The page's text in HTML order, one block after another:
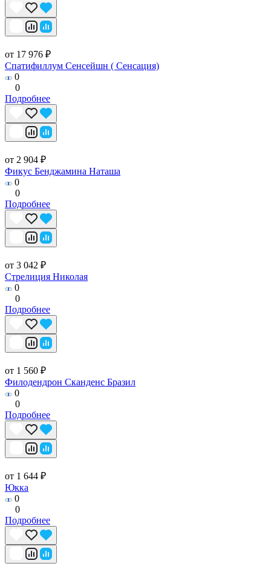
от 17 976 ₽
Спатифиллум Сенсейшн ( Сенсация)
0
0
Подробнее
от 2 904 ₽
Фикус Бенджамина Наташа
0
0
Подробнее
от 3 042 ₽
Стрелиция Николая
0
0
Подробнее
от 1 560 ₽
Филодендрон Сканденс Бразил
0
0
Подробнее
от 1 644 ₽
Юкка
0
0
Подробнее